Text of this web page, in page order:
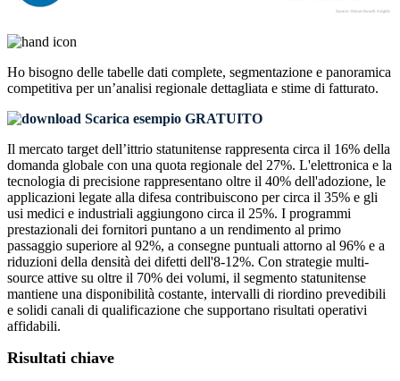
Ho bisogno delle tabelle dati complete, segmentazione e panoramica
competitiva per un’analisi regionale dettagliata e stime di fatturato.
Scarica esempio GRATUITO
Il mercato target dell’ittrio statunitense rappresenta circa il 16% della
domanda globale con una quota regionale del 27%. L'elettronica e la
tecnologia di precisione rappresentano oltre il 40% dell'adozione, le
applicazioni legate alla difesa contribuiscono per circa il 35% e gli
usi medici e industriali aggiungono circa il 25%. I programmi
prestazionali dei fornitori puntano a un rendimento al primo
passaggio superiore al 92%, a consegne puntuali attorno al 96% e a
riduzioni della densità dei difetti dell'8-12%. Con strategie multi-
source attive su oltre il 70% dei volumi, il segmento statunitense
mantiene una disponibilità costante, intervalli di riordino prevedibili
e solidi canali di qualificazione che supportano risultati operativi
affidabili.
Risultati chiave